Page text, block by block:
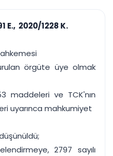
takibi
finansa, hepsi bir arada.
Ücretsiz Başlayın
E., 2020/1228 K.
örgüte üye olmak
maddeleri ve TCK'nın
uyarınca mahkumiyet
2797 sayılı